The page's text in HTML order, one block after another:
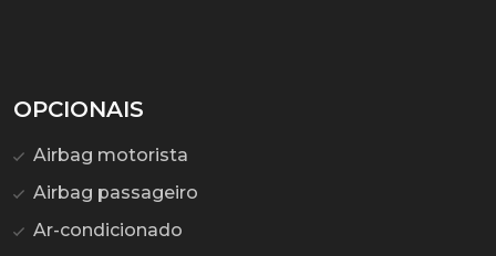
OPCIONAIS
Airbag motorista
Airbag passageiro
Ar-condicionado